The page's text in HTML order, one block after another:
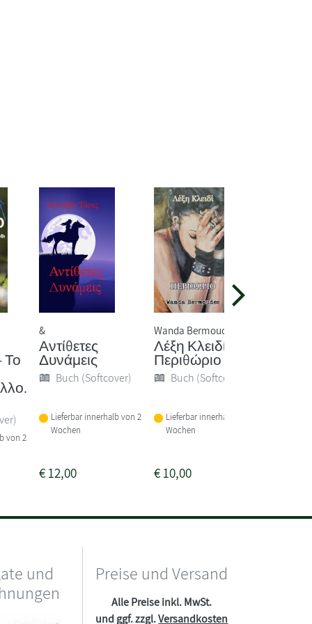
Το
von 2
&
Αντίθετες
Δυνάμεις
Buch (Softcover)
Lieferbar innerhalb von 2
Wochen
€12,00
Wanda Bermoudes
Λέξη Κλειδί
Περιθώριο
Buch (Softcover)
Lieferbar innerhalb von 2
Wochen
€10,00
und
Preise und Versand
Alle Preise inkl. MwSt.
und ggf. zzgl.Versandkosten